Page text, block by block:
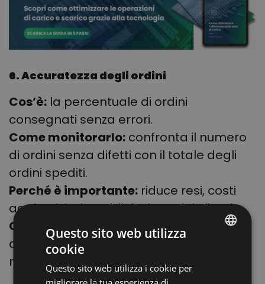
6. Accuratezza degli ordini
Cos’è: la percentuale di ordini
consegnati senza errori.
Come monitorarlo: confronta il numero
di ordini senza difetti con il totale degli
ordini spediti.
Perché è importante: riduce resi, costi
aggiuntivi e insoddisfazione dei clienti.
Come migliorarlo:
digitalizza la gestione
degli ordini per minimizzare gli errori
manuali.
Questo sito web utilizza
cookie
Questo sito web utilizza i cookie per